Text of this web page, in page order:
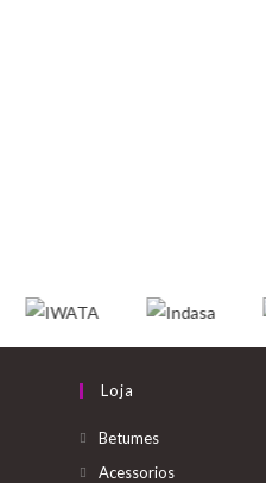
Loja
Betumes
Acessorios